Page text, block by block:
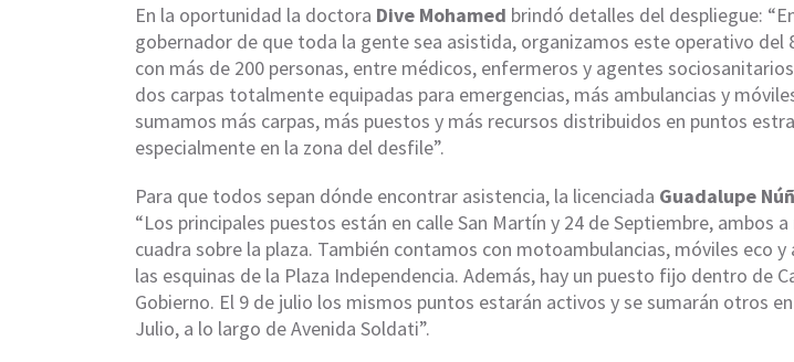
En la oportunidad la doctora Dive Mohamed brindó detalles del despliegue:
gobernador de que toda la gente sea asistida, organizamos este operativo del
con más de 200 personas, entre médicos, enfermeros y agentes
dos carpas totalmente equipadas para emergencias, más ambulancias y
sumamos más carpas, más puestos y más recursos distribuidos en puntos
especialmente en la zona del desfile”.
Para que todos sepan dónde encontrar asistencia, la licenciada Guadalupe
“Los principales puestos están en calle San Martín y 24 de Septiembre, ambos
cuadra sobre la plaza. También contamos con motoambulancias, móviles eco
las esquinas de la Plaza Independencia. Además, hay un puesto fijo dentro de
Gobierno. El 9 de julio los mismos puntos estarán activos y se sumarán otros
Julio, a lo largo de Avenida Soldati”.